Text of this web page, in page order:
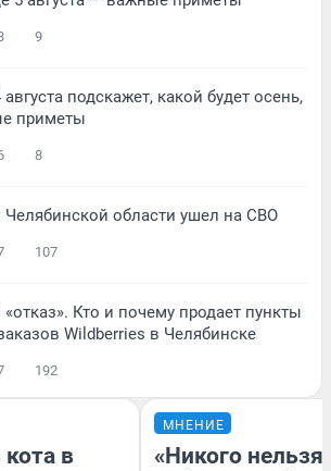
9
подскажет, какой будет осень,
приметы
8
области ушел на СВО
107
Кто и почему продает пункты
Wildberries в Челябинске
192
в
МНЕНИЕ
«Никого нельзя